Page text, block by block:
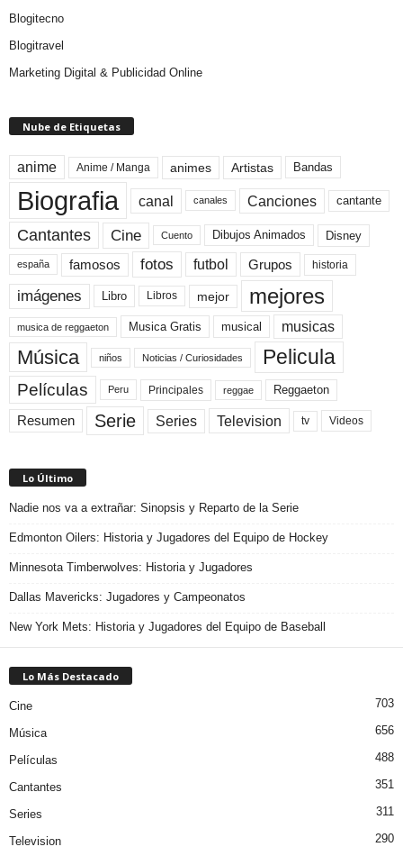
Blogitecno
Blogitravel
Marketing Digital & Publicidad Online
Nube de Etiquetas
anime Anime / Manga animes Artistas Bandas
Biografia canal canales Canciones cantante
Cantantes Cine Cuento Dibujos Animados Disney
españa famosos fotos futbol Grupos historia
imágenes Libro Libros mejor mejores
musica de reggaeton Musica Gratis musical musicas
Música niños Noticias / Curiosidades Pelicula
Películas Peru Principales reggae Reggaeton
Resumen Serie Series Television tv Videos
Lo Último
Nadie nos va a extrañar: Sinopsis y Reparto de la Serie
Edmonton Oilers: Historia y Jugadores del Equipo de Hockey
Minnesota Timberwolves: Historia y Jugadores
Dallas Mavericks: Jugadores y Campeonatos
New York Mets: Historia y Jugadores del Equipo de Baseball
Lo Más Destacado
Cine 703
Música 656
Películas 488
Cantantes 351
Series 311
Television 290